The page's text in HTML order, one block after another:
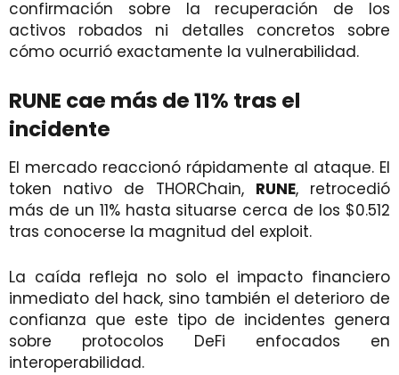
confirmación sobre la recuperación de los
activos robados ni detalles concretos sobre
cómo ocurrió exactamente la vulnerabilidad.
RUNE cae más de 11% tras el
incidente
El mercado reaccionó rápidamente al ataque. El
token nativo de THORChain, RUNE, retrocedió
más de un 11% hasta situarse cerca de los $0.512
tras conocerse la magnitud del exploit.
La caída refleja no solo el impacto financiero
inmediato del hack, sino también el deterioro de
confianza que este tipo de incidentes genera
sobre protocolos DeFi enfocados en
interoperabilidad.